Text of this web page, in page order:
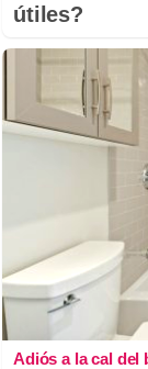
útiles?
Adiós a la cal del